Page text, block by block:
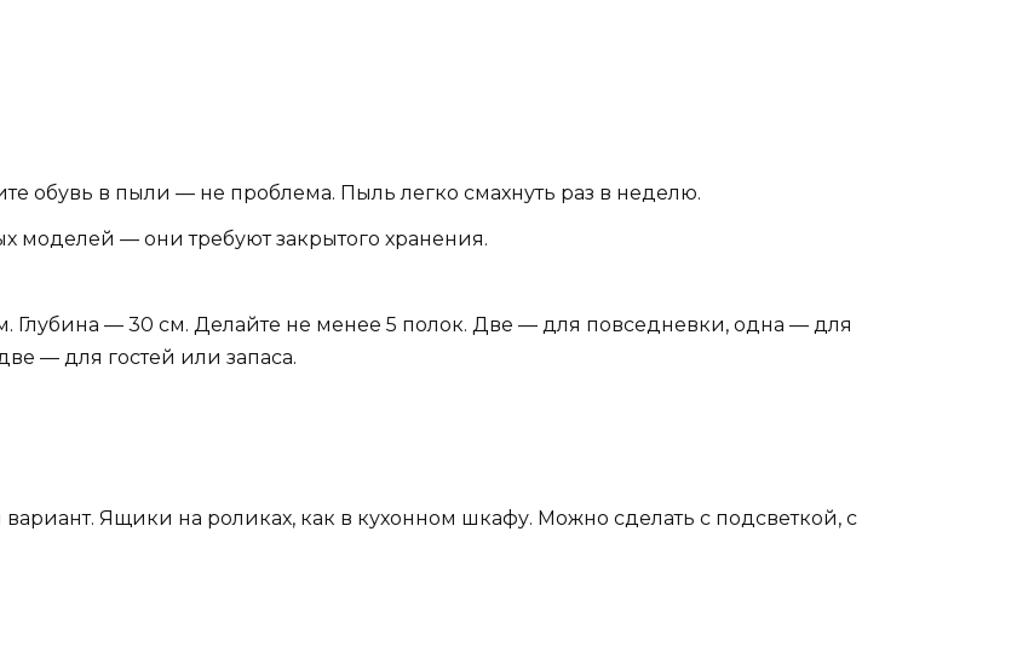
обувь в пыли — не проблема. Пыль легко смахнуть раз в неделю.
моделей — они требуют закрытого хранения.
Глубина — 30 см. Делайте не менее 5 полок. Две — для повседневки, одна — для
— для гостей или запаса.
Ящики на роликах, как в кухонном шкафу. Можно сделать с подсветкой, с